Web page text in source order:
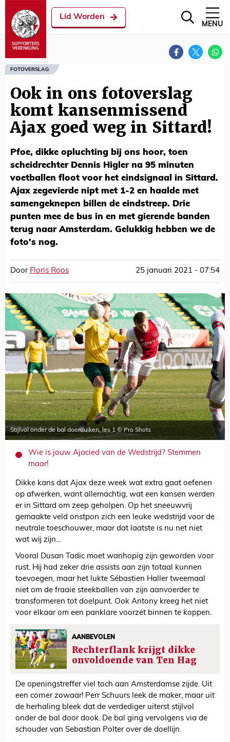
Lid Worden
MENU
FOTOVERSLAG
Ook in ons fotoverslag
komt kansenmissend
Ajax goed weg in Sittard!
Pfoe, dikke opluchting bij ons hoor, toen
scheidrechter Dennis Higler na 95 minuten
voetballen floot voor het eindsignaal in Sittard.
Ajax zegevierde nipt met 1-2 en haalde met
samengeknepen billen de eindstreep. Drie
punten mee de bus in en met gierende banden
terug naar Amsterdam. Gelukkig hebben we de
foto's nog.
Door Floris Roos 25 januari 2021 - 07:54
Stijlvol onder de bal doorduiken, les 1 © Pro Shots
Wie is jouw Ajacied van de Wedstrijd? Stemmen
maar!
Dikke kans dat Ajax deze week wat extra gaat oefenen
op afwerken, want allemachtig, wat een kansen werden
er in Sittard om zeep geholpen. Op het sneeuwvrij
gemaakte veld onstpon zich een leuke wedstrijd voor de
neutrale toeschouwer, maar dat laatste is nu net niet
wat wij zijn...
Vooral Dusan Tadic moet wanhopig zijn geworden voor
rust. Hij had zeker drie assists aan zijn totaal kunnen
toevoegen, maar het lukte Sébastien Haller tweemaal
niet om de fraaie steekballen van zijn aanvoerder te
transformeren tot doelpunt. Ook Antony kreeg het niet
voor elkaar om een panklare voorzet binnen te koppen.
AANBEVOLEN
Rechterflank krijgt dikke
onvoldoende van Ten Hag
De openingstreffer viel toch aan Amsterdamse zijde. Uit
een corner zowaar! Perr Schuurs leek de maker, maar uit
de herhaling bleek dat de verdediger uiterst stijlvol
onder de bal door dook. De bal ging vervolgens via de
schouder van Sebastian Polter over de doellijn.